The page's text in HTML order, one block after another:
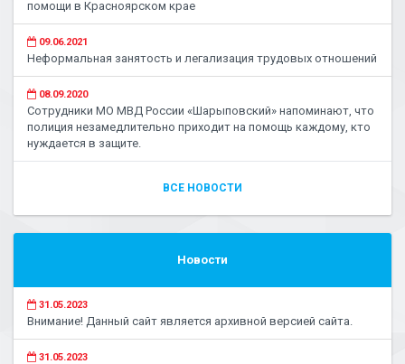
помощи в Красноярском крае
09.06.2021
Неформальная занятость и легализация трудовых отношений
08.09.2020
Сотрудники МО МВД России «Шарыповский» напоминают, что
полиция незамедлительно приходит на помощь каждому, кто
нуждается в защите.
ВСЕ НОВОСТИ
Новости
31.05.2023
Внимание! Данный сайт является архивной версией сайта.
31.05.2023